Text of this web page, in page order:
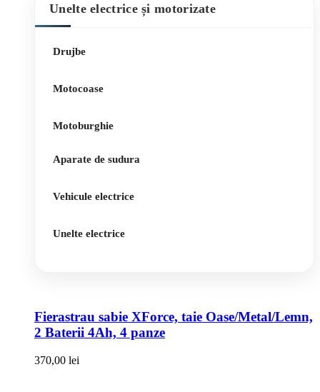
Unelte electrice și motorizate
Drujbe
Motocoase
Motoburghie
Aparate de sudura
Vehicule electrice
Unelte electrice
Fierastrau sabie XForce, taie Oase/Metal/Lemn,
2 Baterii 4Ah, 4 panze
370,00 lei